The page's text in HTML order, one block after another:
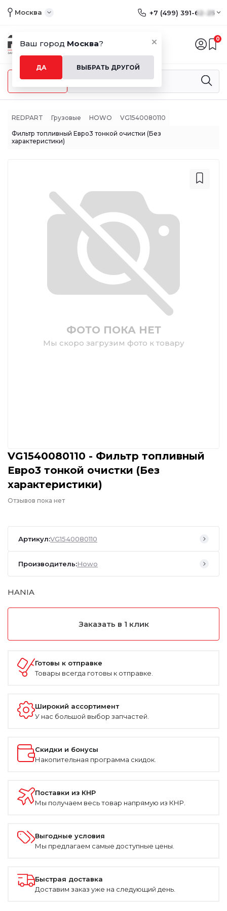
Ваш город Москва?
ДА ВЫБРАТЬ ДРУГОЙ
Москва +7 (499) 391-62-25
0
Меню
REDPART Грузовые HOWO VG1540080110
Фильтр топливный Евро3 тонкой очистки (Без
характеристики)
ФОТО ПОКА НЕТ
Мы скоро загрузим фото к товару
VG1540080110 - Фильтр топливный
Евро3 тонкой очистки (Без
характеристики)
Отзывов пока нет
Артикул:VG1540080110
Производитель:Howo
HANIA
Заказать в 1 клик
Готовы к отправке
Товары всегда готовы к отправке.
Широкий ассортимент
У нас большой выбор запчастей.
Скидки и бонусы
Накопительная программа скидок.
Поставки из КНР
Мы получаем весь товар напрямую из КНР.
Выгодные условия
Мы предлагаем самые доступные цены.
Быстрая доставка
Доставим заказ уже на следующий день.